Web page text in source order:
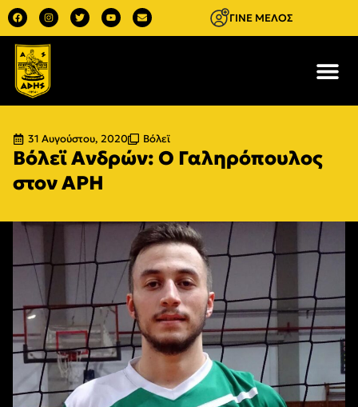
ΓΙΝΕ ΜΕΛΟΣ
31 Αυγούστου, 2020 Βόλεϊ
Βόλεϊ Ανδρών: Ο Γαληρόπουλος
στον ΑΡΗ